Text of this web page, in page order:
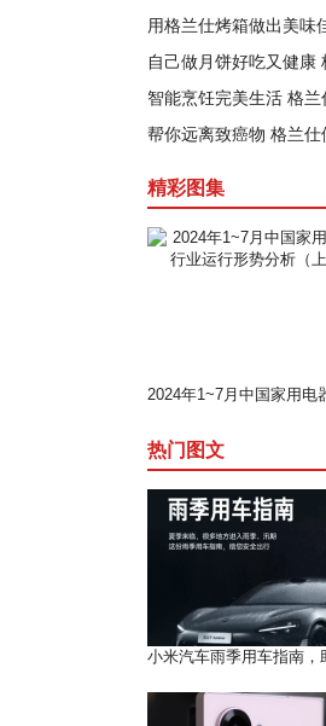
用格兰仕烤箱做出美味
自己做月饼好吃又健康
智能烹饪完美生活 格
帮你远离致癌物 格兰
精彩图集
热门图文